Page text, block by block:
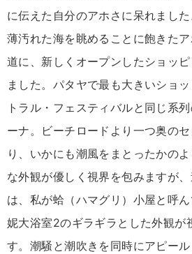
に伝えた自分のアホさに呆れました
薄汚れた海を眺めることに飽きた
道に、新しくオープンしたショッ
ました。パタヤで最も大きいショ
トラル・フェスティバルと同じ系
ーナ。ビーチロードより一つ奥の
り、いかにも潮風をまとったかの
な外観が優しく視界を包みますが
は、私が蛤（ハマグリ）小屋と呼
妮大浴室2のギラギラとした外観が
す。潮騒と潮吹きを同時にアピー